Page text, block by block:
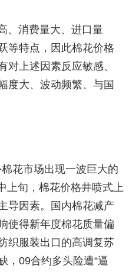
、消费量大、进口量
等特点，因此棉花价格
对上述因素反应敏感、
度大、波动频繁、与国
花市场出现一波巨大的
上旬，棉花价格井喷式上
导因素。国内棉花减产
使得新年度棉花质量偏
织服装出口的高调复苏
，09合约多头险遭“逼